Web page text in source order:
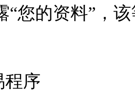
“您的资料”，
程序